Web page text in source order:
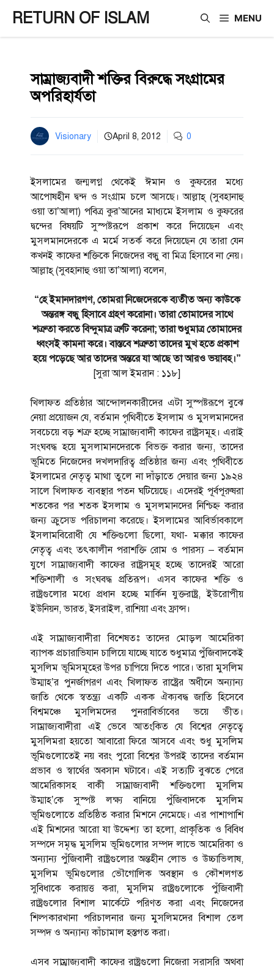
content
RETURN OF ISLAM MENU
সাম্রাজ্যবাদী শক্তির বিরুদ্ধে সংগ্রামের
অপরিহার্যতা
Visionary April 8, 2012 0
ইসলামের জন্মলগ্ন থেকেই ঈমান ও কুফরের মধ্যে
আপোষহীন দ্বন্দ ও সংগ্রাম চলে আসছে। আল্লাহ্‌ (সুবহানাহু
ওয়া তা’আলা) পবিত্র কুর’আনের মাধ্যমে ইসলাম ও কুফরের
দ্বন্দের বিষয়টি সুস্পষ্টরূপে প্রকাশ করে দিয়েছেন এবং
মুসলমানদেরকে এ মর্মে সতর্ক করে দিয়েছেন যে তারা যেন
কখনই কাফের শক্তিকে নিজেদের বন্ধু বা মিত্র হিসাবে না নেয়।
আল্লাহ্‌ (সুবহানাহু ওয়া তা’আলা) বলেন,
“হে ইমানদারগণ, তোমরা নিজেদেরকে ব্যতীত অন্য কাউকে
অন্তরঙ্গ বন্ধু হিসাবে গ্রহণ করোনা। তারা তোমাদের সাথে
শত্রুতা করতে বিন্দুমাত্র ত্রুটি করেনা; তারা শুধুমাত্র তোমাদের
ধ্বংসই কামনা করে। বাস্তবে শত্রুতা তাদের মুখ হতে প্রকাশ
হয়ে পড়েছে আর তাদের অন্তরে যা আছে তা আরও ভয়াবহ।”
[সুরা আল ইমরান : ১১৮]
খিলাফত প্রতিষ্ঠার আন্দোলনকারীদের এটা সুস্পষ্টরূপে বুঝে
নেয়া প্রয়োজন যে, বর্তমান পৃথিবীতে ইসলাম ও মুসলমানদের
সবচেয়ে বড় শত্রু হচ্ছে সাম্রাজ্যবাদী কাফের রাষ্ট্রসমূহ। এরাই
সংঘবদ্ধ হয়ে মুসলামানদেরকে বিভক্ত করার জন্য, তাদের
ভূমিতে নিজেদের দখলদারিত্ব প্রতিষ্ঠার জন্য এবং পৃথিবীতে
ইসলামের নেতৃত্ব মাথা তুলে না দাঁড়াতে দেয়ার জন্য ১৯২৪
সালে খিলাফত ব্যবস্থার পতন ঘটিয়েছে। এদেরই পূর্বপূরুষরা
শতকের পর শতক ইসলাম ও মুসলমানদের নিশ্চি‎হ্ন করার
জন্য ক্রুসেড পরিচালনা করেছে। ইসলামের আবির্ভাবকালে
ইসলামবিরোধী যে শক্তিগুলো ছিলো, যথা- মক্কার কাফের
নেতৃত্ব এবং তৎকালীন পরাশক্তি রোম ও পারস্য – বর্তমান
যুগে সাম্রাজ্যবাদী কাফের রাষ্ট্রসমূহ হচ্ছে তাদেরই আরো
শক্তিশালী ও সংঘবদ্ধ প্রতিরূপ। এসব কাফের শক্তি ও
রাষ্ট্রগুলোর মধ্যে প্রধান হচ্ছে মার্কিন যুক্তরাষ্ট্র, ইউরোপীয়
ইউনিয়ন, ভারত, ইসরাইল, রাশিয়া এবং ফ্রান্স।
এই সাম্রাজ্যবাদীরা বিশেষতঃ তাদের মোড়ল আমেরিকা
ব্যাপক প্রচারাভিযান চালিয়ে যাচ্ছে যাতে শুধুমাত্র পুঁজিবাদকেই
মুসলিম ভূমিসমূহের উপর চাপিয়ে দিতে পারে। তারা মুসলিম
উম্মাহ’র পুনর্জাগরণ এবং খিলাফত রাষ্ট্রের অধীনে অন্যান্য
জাতি থেকে স্বতন্ত্র্য একটি একক ঐক্যবদ্ধ জাতি হিসেবে
বিশ্বমঞ্চে মুসলিমদের পুনরাবির্ভাবের ভয়ে ভীত।
সাম্রাজ্যবাদীরা এই ভেবে আতংকিত যে বিশ্বের নেতৃত্বে
মুসলিমরা হয়তো আবারো ফিরে আসবে এবং শুধু মুসলিম
ভূমিগুলোতেই নয় বরং পুরো বিশ্বের উপরই তাদের বর্তমান
প্রভাব ও স্বার্থের অবসান ঘটাবে। এই সত্যটি বুঝতে পেরে
আমেরিকাসহ বাকী সাম্রাজ্যবাদী শক্তিগুলো মুসলিম
উম্মাহ’কে সুস্পষ্ট লক্ষ্য বানিয়ে পুঁজিবাদকে মুসলিম
ভূমিগুলোতে প্রতিষ্ঠিত করার মিশনে নেমেছে। এর পাশাপাশি
এই মিশনের আরো যা উদ্দেশ্য তা হলো, প্রাকৃতিক ও বিবিধ
সম্পদে সমৃদ্ধ মুসলিম ভূমিগুলোর সম্পদ লাভে আমেরিকা ও
অন্যান্য পুঁজিবাদী রাষ্ট্রগুলোর অন্তহীন লোভ ও উচ্চাভিলাষ,
মুসলিম ভূমিগুলোর ভৌগোলিক অবস্থান ও কৌশলগত
সুবিধাকে করায়ত্ত করা, মুসলিম রাষ্ট্রগুলোকে পুঁজিবাদী
রাষ্ট্রগুলোর বিশাল মার্কেটে পরিণত করা এবং নিজেদের
শিল্পকারখানা পরিচালনার জন্য মুসলিমদের বিশাল তেল
সম্পদ ও অন্যান্য কাঁচামাল হস্তগত করা।
এসব সাম্র্রাজ্যবাদী কাফের রাষ্ট্রগুলো নিজেরা সরাসরি অথবা